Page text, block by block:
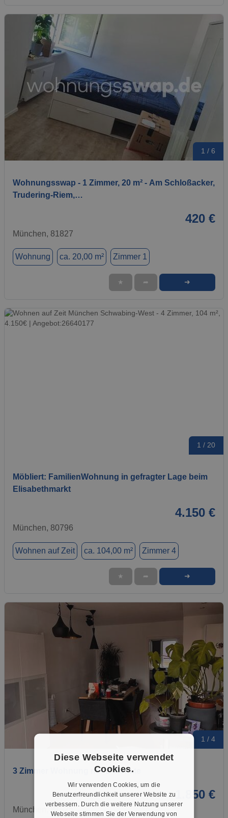
1 / 6
Wohnungsswap - 1 Zimmer, 20 m² - Am Schloßacker,
Trudering-Riem,…
420 €
München, 81827
Wohnung ca. 20,00 m² Zimmer 1
★ ➦ ➜
1 / 20
Möbliert: FamilienWohnung in gefragter Lage beim
Elisabethmarkt
4.150 €
München, 80796
Wohnen auf Zeit ca. 104,00 m² Zimmer 4
★ ➦ ➜
1 / 4
3 Zimmer Wohnung nur 2 Monate
1.850 €
München, 81825
Diese Webseite verwendet
Cookies.
Wir verwenden Cookies, um die
Benutzerfreundlichkeit unserer Website zu
verbessern. Durch die weitere Nutzung unserer
Webseite stimmen Sie der Verwendung von